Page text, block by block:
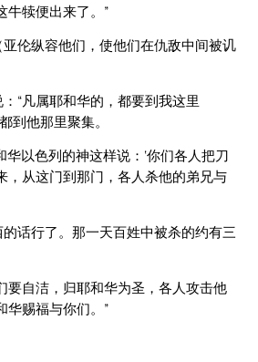
牛犊便出来了。”
伦纵容他们，使他们在仇敌中间被讥
“凡属耶和华的，都要到我这里
到他那里聚集。
华以色列的神这样说：‘你们各人把刀
，从这门到那门，各人杀他的弟兄与
话行了。那一天百姓中被杀的约有三
要自洁，归耶和华为圣，各人攻击他
华赐福与你们。”